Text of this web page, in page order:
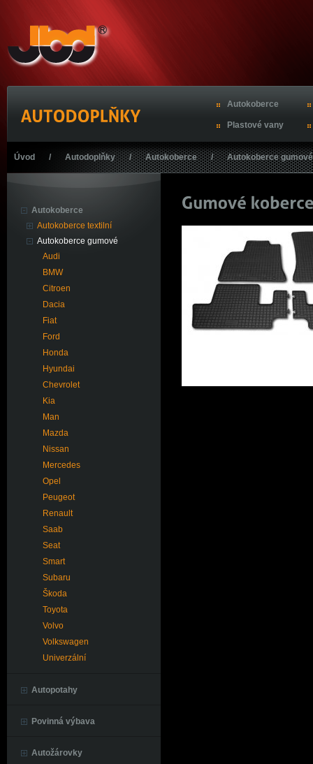
Autokoberce
Plastové vany
Úvod / Autodoplňky / Autokoberce / Autokoberce gumové
Autokoberce
Autokoberce textilní
Autokoberce gumové
Audi
BMW
Citroen
Dacia
Fiat
Ford
Honda
Hyundai
Chevrolet
Kia
Man
Mazda
Nissan
Mercedes
Opel
Peugeot
Renault
Saab
Seat
Smart
Subaru
Škoda
Toyota
Volvo
Volkswagen
Univerzální
Autopotahy
Povinná výbava
Autožárovky